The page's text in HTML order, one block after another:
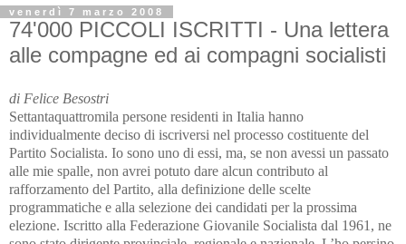
venerdì 7 marzo 2008
74'000 PICCOLI ISCRITTI - Una lettera
alle compagne ed ai compagni socialisti
di Felice Besostri
Settantaquattromila persone residenti in Italia hanno
individualmente deciso di iscriversi nel processo costituente del
Partito Socialista. Io sono uno di essi, ma, se non avessi un passato
alle mie spalle, non avrei potuto dare alcun contributo al
rafforzamento del Partito, alla definizione delle scelte
programmatiche e alla selezione dei candidati per la prossima
elezione. Iscritto alla Federazione Giovanile Socialista dal 1961, ne